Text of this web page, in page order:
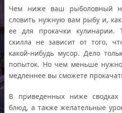
Чем ниже ваш рыболовный
словить нужную вам рыбу и, как
ее для прокачки кулинарии.
скилла не зависит от того,
какой-нибудь мусор. Дело
попыток. Но чем меньше
медленнее вы сможете
В приведенных ниже
блюд, а также желательные